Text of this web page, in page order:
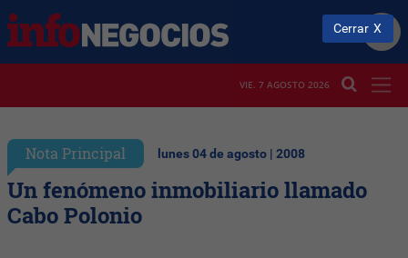
VIE. 7 AGOSTO 2026
Nota Principal lunes 04 de agosto | 2008
Un fenómeno inmobiliario llamado
Cabo Polonio
Cerrar